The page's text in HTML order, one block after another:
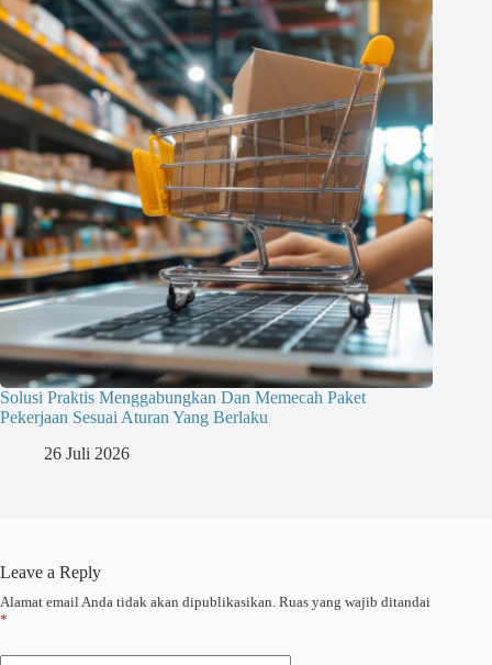
Solusi Praktis Menggabungkan Dan Memecah Paket
Pekerjaan Sesuai Aturan Yang Berlaku
26 Juli 2026
Leave a Reply
Alamat email Anda tidak akan dipublikasikan. Ruas yang wajib ditandai
*